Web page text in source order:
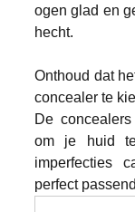
ogen glad en
hecht.
Onthoud dat
concealer te
De
om je huid
imperfecties
perfect